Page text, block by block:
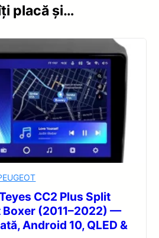
placă și…
CC2 Plus Split
Boxer (2011–2022) —
Android 10, QLED &